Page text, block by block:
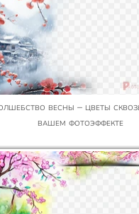
вашем фотоэффекте